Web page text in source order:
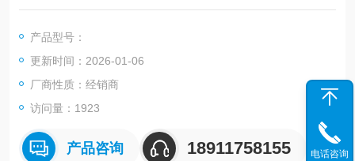
测定提供恒定不变的观察条件，提高测量的准确性。测量方法是
匹配。
产品型号：
更新时间：2026-01-06
厂商性质：经销商
访问量：1923
产品咨询 18911758155 电话咨询